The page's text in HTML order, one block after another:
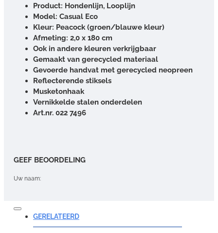
Product: Hondenlijn, Looplijn
Model: Casual Eco
Kleur: Peacock (groen/blauwe kleur)
Afmeting: 2,0 x 180 cm
Ook in andere kleuren verkrijgbaar
Gemaakt van gerecycled materiaal
Gevoerde handvat met gerecycled neopreen
Reflecterende stiksels
Musketonhaak
Vernikkelde stalen onderdelen
Art.nr. 022 7496
GEEF BEOORDELING
Uw naam:
Opmerking:
GERELATEERD